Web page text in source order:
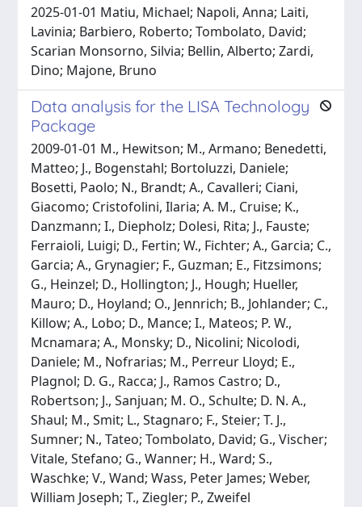
2025-01-01 Matiu, Michael; Napoli, Anna; Laiti,
Lavinia; Barbiero, Roberto; Tombolato, David;
Scarian Monsorno, Silvia; Bellin, Alberto; Zardi,
Dino; Majone, Bruno
Data analysis for the LISA Technology
Package
2009-01-01 M., Hewitson; M., Armano; Benedetti,
Matteo; J., Bogenstahl; Bortoluzzi, Daniele;
Bosetti, Paolo; N., Brandt; A., Cavalleri; Ciani,
Giacomo; Cristofolini, Ilaria; A. M., Cruise; K.,
Danzmann; I., Diepholz; Dolesi, Rita; J., Fauste;
Ferraioli, Luigi; D., Fertin; W., Fichter; A., Garcia; C.,
Garcia; A., Grynagier; F., Guzman; E., Fitzsimons;
G., Heinzel; D., Hollington; J., Hough; Hueller,
Mauro; D., Hoyland; O., Jennrich; B., Johlander; C.,
Killow; A., Lobo; D., Mance; I., Mateos; P. W.,
Mcnamara; A., Monsky; D., Nicolini; Nicolodi,
Daniele; M., Nofrarias; M., Perreur Lloyd; E.,
Plagnol; D. G., Racca; J., Ramos Castro; D.,
Robertson; J., Sanjuan; M. O., Schulte; D. N. A.,
Shaul; M., Smit; L., Stagnaro; F., Steier; T. J.,
Sumner; N., Tateo; Tombolato, David; G., Vischer;
Vitale, Stefano; G., Wanner; H., Ward; S.,
Waschke; V., Wand; Wass, Peter James; Weber,
William Joseph; T., Ziegler; P., Zweifel